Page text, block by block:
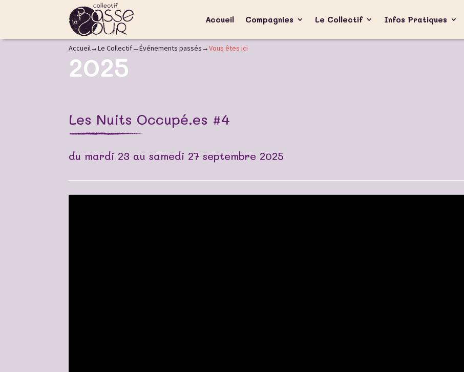
Accueil Compagnies Le Collectif Infos Pratiques
Accueil Le Collectif Événements passés Vous êtes ici
2025
Les Nuits Occupé.es #4
du mardi 23 au samedi 27 septembre 2025